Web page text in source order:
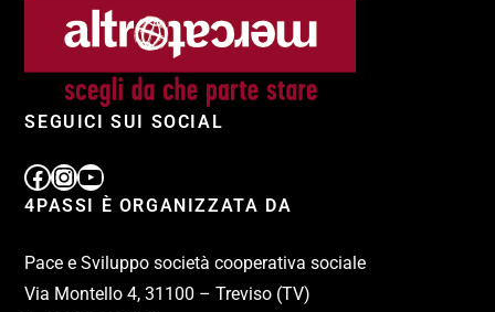
SEGUICI SUI SOCIAL
4PASSI È ORGANIZZATA DA
Pace e Sviluppo società cooperativa sociale
Via Montello 4, 31100 – Treviso (TV)